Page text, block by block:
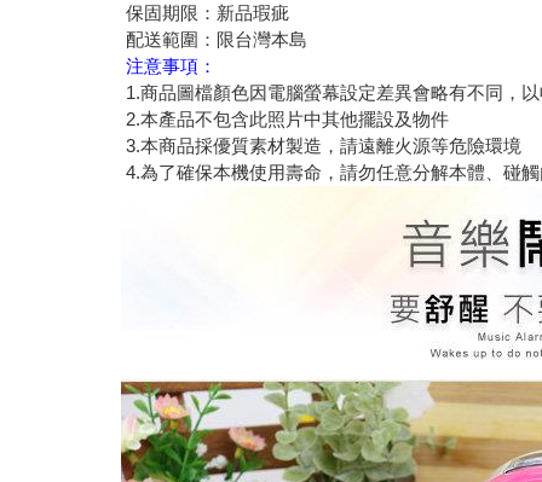
保固期限：新品瑕疵
配送範圍：限台灣本島
注意事項：
1.商品圖檔顏色因電腦螢幕設定差異會略有不同，
2.本產品不包含此照片中其他擺設及物件
3.本商品採優質素材製造，請遠離火源等危險環境
4.為了確保本機使用壽命，請勿任意分解本體、碰